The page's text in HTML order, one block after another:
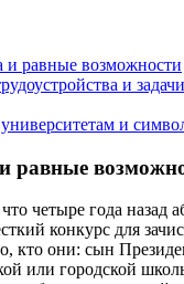
и равные возможности
и
и
равные
четыре года назад
конкурс для
кто они: сын
или городской